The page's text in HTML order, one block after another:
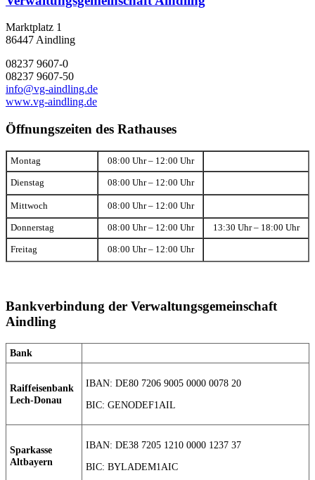
Marktplatz 1
86447 Aindling
08237 9607-0
08237 9607-50
info@vg-aindling.de
www.vg-aindling.de
Öffnungszeiten des Rathauses
Montag 08:00 Uhr – 12:00 Uhr
Dienstag 08:00 Uhr – 12:00 Uhr
Mittwoch 08:00 Uhr – 12:00 Uhr
Donnerstag 08:00 Uhr – 12:00 Uhr 13:30 Uhr – 18:00 Uhr
Freitag 08:00 Uhr – 12:00 Uhr
Bankverbindung der Verwaltungsgemeinschaft
Aindling
Bank
Raiffeisenbank
Lech-Donau
IBAN: DE80 7206 9005 0000 0078 20
BIC: GENODEF1AIL
Sparkasse
Altbayern
IBAN: DE38 7205 1210 0000 1237 37
BIC: BYLADEM1AIC